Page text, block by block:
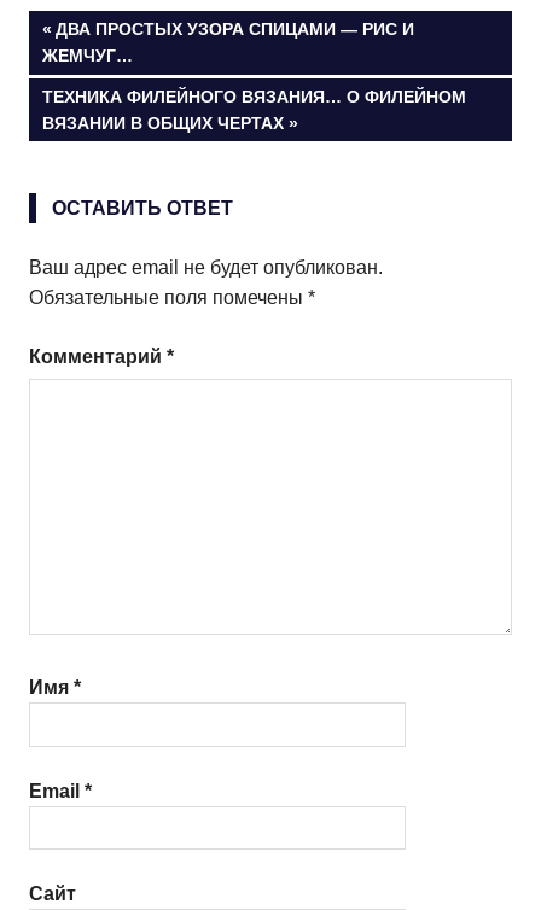
Ажурные узоры спицами — принцип вязания
Навигация
по
записям
ПРЕДЫДУЩАЯ
ЗАПИСЬ:
ДВА ПРОСТЫХ УЗОРА СПИЦАМИ — РИС И
ЖЕМЧУГ…
СЛЕДУЮЩАЯ
ЗАПИСЬ:
ТЕХНИКА ФИЛЕЙНОГО ВЯЗАНИЯ… О ФИЛЕЙНОМ
ВЯЗАНИИ В ОБЩИХ ЧЕРТАХ
ОСТАВИТЬ ОТВЕТ
Ваш адрес email не будет опубликован.
Обязательные поля помечены *
Комментарий *
Имя *
Email *
Сайт